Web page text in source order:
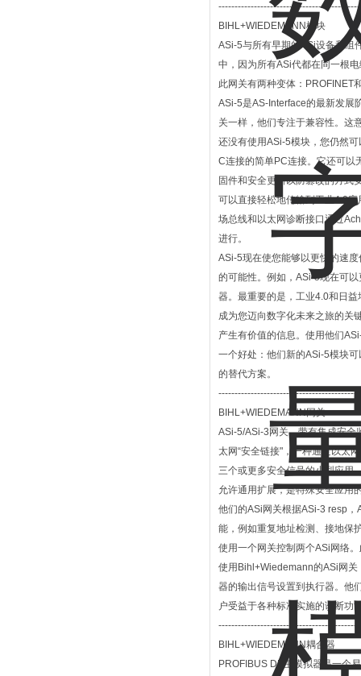
BIHL+WIEDEMANN模块
ASi-5与所有早期的ASi设备和
中，因为所有ASi代都在同一根
此网关有两种变体：PROFINET
ASi-5是AS-Interface的最新发展
关一样，他们专注于兼容性。
还没有使用ASi-5模块，您仍然
C连接的简单PC连接。它还可以
固件和安全更新以防篡改的方式
可以直接轻松地传输到工业4.0
场总线和以太网诊断接口通过
进行。
ASi-5现在使您能够以更快的速
的可能性。例如，ASi-5现在可
器。最重要的是，工业4.0和日
成为您迈向数字化未来之旅的关
产生有价值的信息。使用他们
一个好处：他们新的ASi-5模块
的替代方案。
BIHL+WIEDEMANN网关
ASi-5/ASi-3网关，带有集成安全
太网“安全链接"，一种通过以太
三个或更多安全信号的小型应用
允许通用扩展，是特殊安全应用
他们的ASi网关根据ASi-3 resp
能，例如重复地址检测、接地保
使用一个网关控制两个ASi网络
使用Bihl+Wiedemann的ASi网关
器的输出信号设置到执行器。他
户受益于各种标准实施的诊断功
--------------------------------------------
BIHL+WIEDEMANN耦合器
PROFIBUS DP主模拟器是一个